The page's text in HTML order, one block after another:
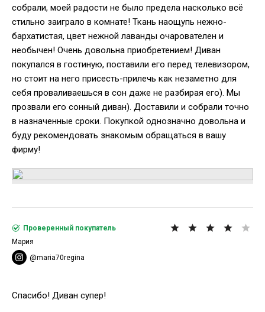
собрали, моей радости не было предела насколько всё
стильно заиграло в комнате! Ткань наощупь нежно-
бархатистая, цвет нежной лаванды очарователен и
необычен! Очень довольна приобретением! Диван
покупался в гостиную, поставили его перед телевизором,
но стоит на него присесть-прилечь как незаметно для
себя проваливаешься в сон даже не разбирая его). Мы
прозвали его сонный диван). Доставили и собрали точно
в назначенные сроки. Покупкой однозначно довольна и
буду рекомендовать знакомым обращаться в вашу
фирму!
Спасибо! Диван супер!
Проверенный покупатель
Мария
@maria70regina